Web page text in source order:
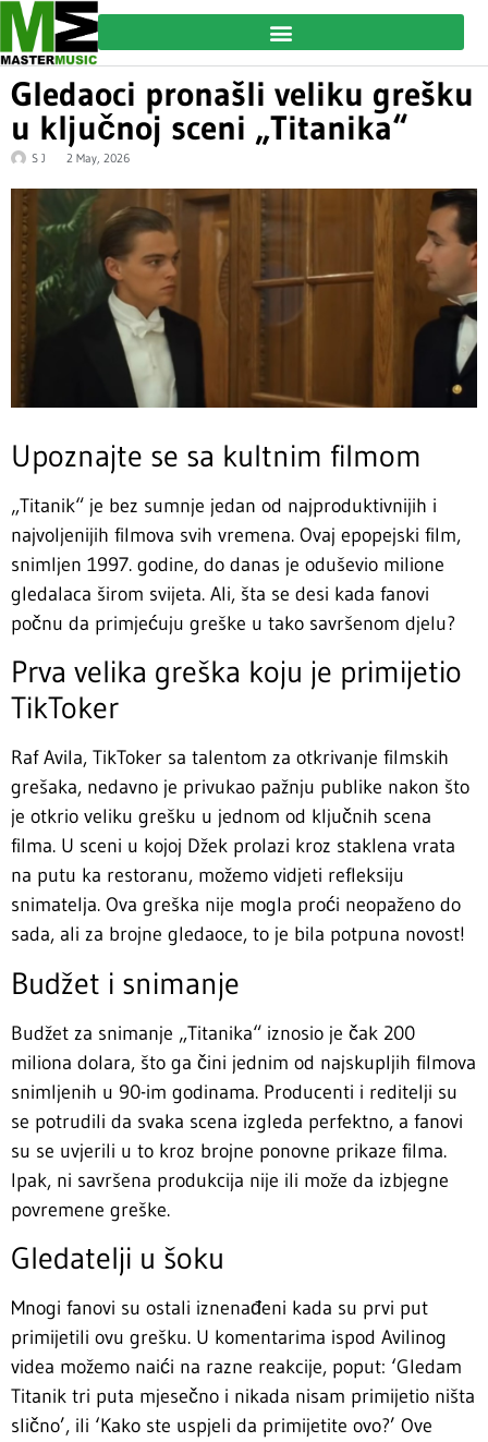
Gledaoci pronašli veliku grešku
u ključnoj sceni „Titanika“
S J 2 May, 2026
Upoznajte se sa kultnim filmom
„Titanik“ je bez sumnje jedan od najproduktivnijih i
najvoljenijih filmova svih vremena. Ovaj epopejski film,
snimljen 1997. godine, do danas je oduševio milione
gledalaca širom svijeta. Ali, šta se desi kada fanovi
počnu da primjećuju greške u tako savršenom djelu?
Prva velika greška koju je primijetio
TikToker
Raf Avila, TikToker sa talentom za otkrivanje filmskih
grešaka, nedavno je privukao pažnju publike nakon što
je otkrio veliku grešku u jednom od ključnih scena
filma. U sceni u kojoj Džek prolazi kroz staklena vrata
na putu ka restoranu, možemo vidjeti refleksiju
snimatelja. Ova greška nije mogla proći neopaženo do
sada, ali za brojne gledaoce, to je bila potpuna novost!
Budžet i snimanje
Budžet za snimanje „Titanika“ iznosio je čak 200
miliona dolara, što ga čini jednim od najskupljih filmova
snimljenih u 90-im godinama. Producenti i reditelji su
se potrudili da svaka scena izgleda perfektno, a fanovi
su se uvjerili u to kroz brojne ponovne prikaze filma.
Ipak, ni savršena produkcija nije ili može da izbjegne
povremene greške.
Gledatelji u šoku
Mnogi fanovi su ostali iznenađeni kada su prvi put
primijetili ovu grešku. U komentarima ispod Avilinog
videa možemo naići na razne reakcije, poput: ‘Gledam
Titanik tri puta mjesečno i nikada nisam primijetio ništa
slično’, ili ‘Kako ste uspjeli da primijetite ovo?’ Ove